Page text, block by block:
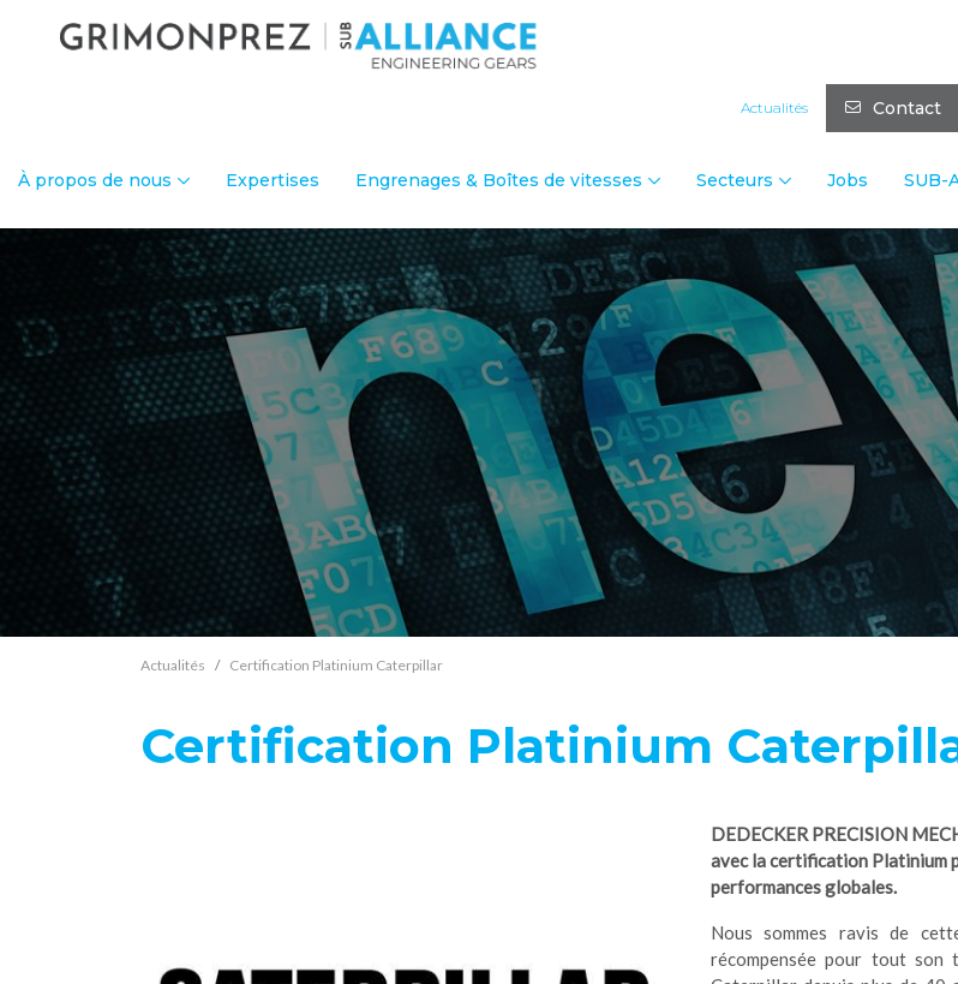
Actualités Contact
À propos de nous Expertises Engrenages & Boîtes de vitesses Secteurs Jobs SUB-
Actualités Certification Platinium Caterpillar
Certification Platinium
DEDECKER PRECISION
avec la certification Platinium
performances globales.
Nous sommes ravis de
récompensée pour tout son